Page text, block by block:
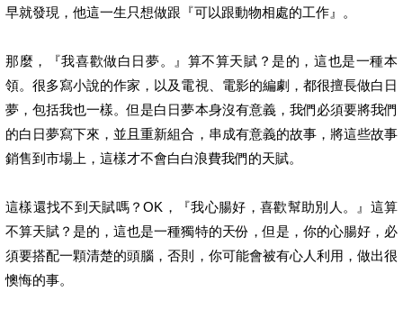
早就發現，他這一生只想做跟『可以跟動物相處的工作』。
那麼，『我喜歡做白日夢。』算不算天賦？是的，這也是一種本
領。很多寫小說的作家，以及電視、電影的編劇，都很擅長做白日
夢，包括我也一樣。但是白日夢本身沒有意義，我們必須要將我們
的白日夢寫下來，並且重新組合，串成有意義的故事，將這些故事
銷售到市場上，這樣才不會白白浪費我們的天賦。
這樣還找不到天賦嗎？OK，『我心腸好，喜歡幫助別人。』這算
不算天賦？是的，這也是一種獨特的天份，但是，你的心腸好，必
須要搭配一顆清楚的頭腦，否則，你可能會被有心人利用，做出很
懊悔的事。